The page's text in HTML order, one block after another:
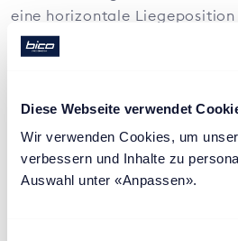
Diese Webseite verwendet
Wir verwenden Cookies, um
verbessern und Inhalte zu
Auswahl unter «Anpassen».
eine horizontale
individuelle Hochlagerung des
den Nacken und
entlasten.